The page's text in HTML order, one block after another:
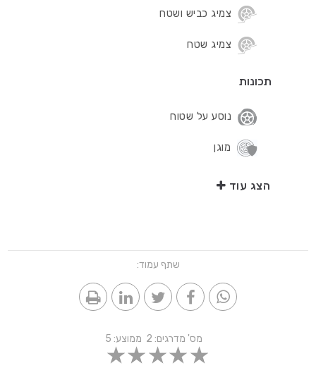
צמיג כביש ושטח
צמיג שטח
תכונות
נוסע על שטוח
מוגן
הצג עוד
שתף עמוד:
מס' מדרגים: 2 ממוצע: 5